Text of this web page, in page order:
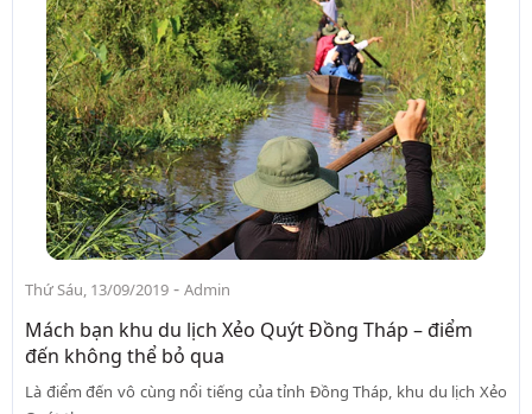
Thứ Sáu, 13/09/2019 - Admin
Mách bạn khu du lịch Xẻo Quýt Đồng Tháp – điểm
đến không thể bỏ qua
Là điểm đến vô cùng nổi tiếng của tỉnh Đồng Tháp, khu du lịch Xẻo